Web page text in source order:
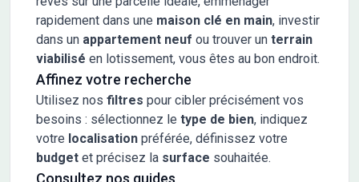
rapidement dans une maison clé en main, investir
dans un appartement neuf ou trouver un terrain
viabilisé en lotissement, vous êtes au bon endroit.
Affinez votre recherche
Utilisez nos filtres pour cibler précisément vos
besoins : sélectionnez le type de bien, indiquez
votre localisation préférée, définissez votre
budget et précisez la surface souhaitée.
Consultez nos guides